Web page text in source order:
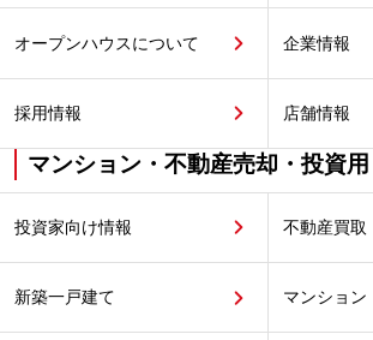
オープンハウスについて 企業情報
採用情報 店舗情報
マンション・不動産売却・投資
投資家向け情報 不動産買取
新築一戸建て マンション